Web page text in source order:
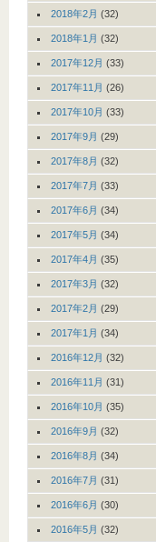
2018年2月 (32)
2018年1月 (32)
2017年12月 (33)
2017年11月 (26)
2017年10月 (33)
2017年9月 (29)
2017年8月 (32)
2017年7月 (33)
2017年6月 (34)
2017年5月 (34)
2017年4月 (35)
2017年3月 (32)
2017年2月 (29)
2017年1月 (34)
2016年12月 (32)
2016年11月 (31)
2016年10月 (35)
2016年9月 (32)
2016年8月 (34)
2016年7月 (31)
2016年6月 (30)
2016年5月 (32)